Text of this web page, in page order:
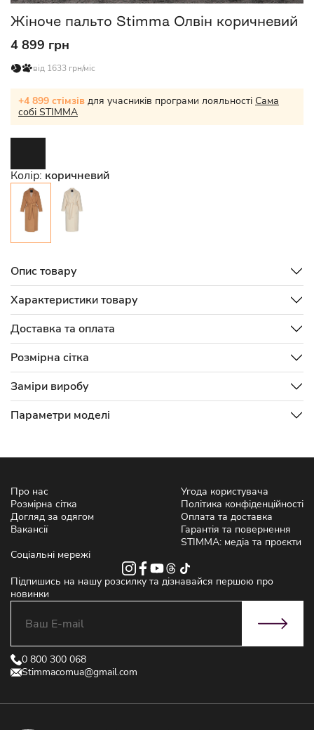
Жіноче пальто Stimma Олвін коричневий
4 899 грн
від 1633 грн/міс
+4 899 стімзів для учасників програми лояльності Сама
собі STIMMA
Колір: коричневий
Опис товару
Характеристики товару
Доставка та оплата
Розмірна сітка
Заміри виробу
Параметри моделі
Про нас
Розмірна сітка
Догляд за одягом
Вакансії
Угода користувача
Політика конфіденційності
Оплата та доставка
Гарантія та повернення
STIMMA: медіа та проєкти
Соціальні мережі
Підпишись на нашу розсилку та дізнавайся першою про
новинки
0 800 300 068
Stimmacomua@gmail.com